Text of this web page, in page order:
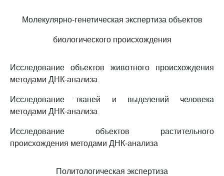
Молекулярно-генетическая экспертиза объектов
биологического происхождения
Исследование объектов животного происхождения
методами ДНК-анализа
Исследование тканей и выделений человека
методами ДНК-анализа
Исследование объектов растительного
происхождения методами ДНК-анализа
Политологическая экспертиза